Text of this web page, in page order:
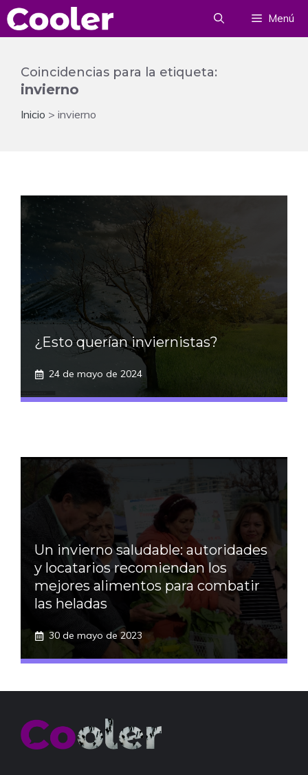
Saltar
al
Menú
Coincidencias para la etiqueta:
invierno
Inicio > invierno
¿Esto querían inviernistas?
24 de mayo de 2024
Un invierno saludable: autoridades
y locatarios recomiendan los
mejores alimentos para combatir
las heladas
30 de mayo de 2023